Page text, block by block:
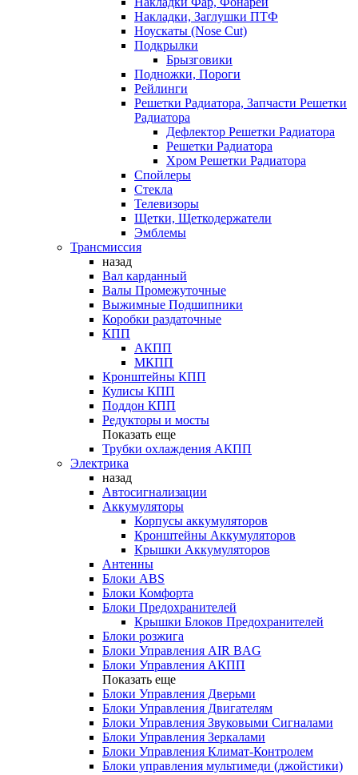
Накладки, Заглушки ПТФ
Ноускаты (Nose Cut)
Подкрылки
Брызговики
Подножки, Пороги
Рейлинги
Решетки Радиатора, Запчасти Решетки
Радиатора
Дефлектор Решетки Радиатора
Решетки Радиатора
Хром Решетки Радиатора
Спойлеры
Стекла
Телевизоры
Щетки, Щеткодержатели
Эмблемы
Трансмиссия
назад
Вал карданный
Валы Промежуточные
Выжимные Подшипники
Коробки раздаточные
КПП
АКПП
МКПП
Кронштейны КПП
Кулисы КПП
Поддон КПП
Редукторы и мосты
Показать еще
Трубки охлаждения АКПП
Электрика
назад
Автосигнализации
Аккумуляторы
Корпусы аккумуляторов
Кронштейны Аккумуляторов
Крышки Аккумуляторов
Антенны
Блоки ABS
Блоки Комфорта
Блоки Предохранителей
Крышки Блоков Предохранителей
Блоки розжига
Блоки Управления AIR BAG
Блоки Управления АКПП
Показать еще
Блоки Управления Дверьми
Блоки Управления Двигателям
Блоки Управления Звуковыми Сигналами
Блоки Управления Зеркалами
Блоки Управления Климат-Контролем
Блоки управления мультимеди (джойстики)